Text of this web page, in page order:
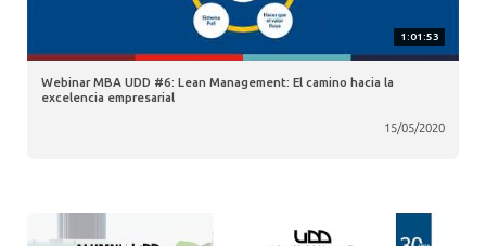
1:01:53
Webinar MBA UDD #6: Lean Management: El camino hacia la
excelencia empresarial
15/05/2020